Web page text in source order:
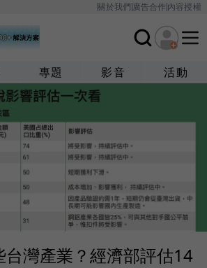
關於我們廣告合作內容授權
專題 影音 活動
台灣產業？經濟部評估14